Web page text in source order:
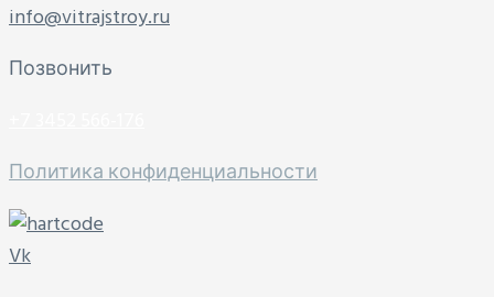
info@vitrajstroy.ru
Позвонить
Политика конфиденциальности
Vk